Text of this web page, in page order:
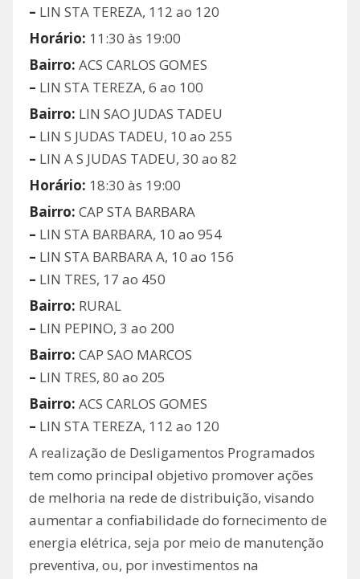
– LIN STA TEREZA, 112 ao 120
Horário: 11:30 às 19:00
Bairro: ACS CARLOS GOMES
– LIN STA TEREZA, 6 ao 100
Bairro: LIN SAO JUDAS TADEU
– LIN S JUDAS TADEU, 10 ao 255
– LIN A S JUDAS TADEU, 30 ao 82
Horário: 18:30 às 19:00
Bairro: CAP STA BARBARA
– LIN STA BARBARA, 10 ao 954
– LIN STA BARBARA A, 10 ao 156
– LIN TRES, 17 ao 450
Bairro: RURAL
– LIN PEPINO, 3 ao 200
Bairro: CAP SAO MARCOS
– LIN TRES, 80 ao 205
Bairro: ACS CARLOS GOMES
– LIN STA TEREZA, 112 ao 120
A realização de Desligamentos Programados
tem como principal objetivo promover ações
de melhoria na rede de distribuição, visando
aumentar a confiabilidade do fornecimento de
energia elétrica, seja por meio de manutenção
preventiva, ou, por investimentos na